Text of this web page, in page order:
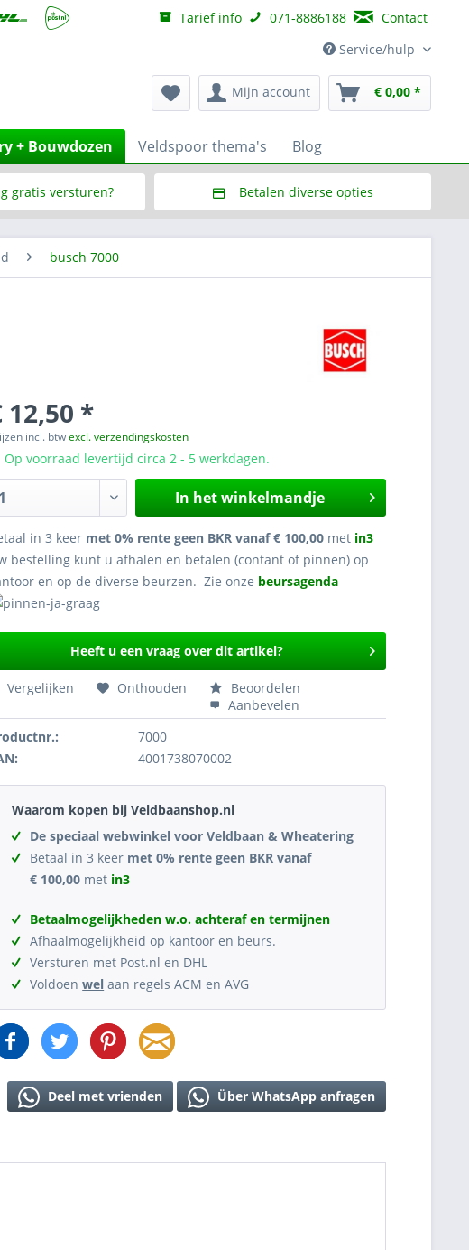
Tarief info 071-8886188
Contact
Service/hulp
Mijn account € 0,00 *
+ Bouwdozen Veldspoor thema's Blog
gratis versturen? Betalen diverse opties
busch 7000
12,50 *
incl. btwexcl. verzendingskosten
Op voorraad levertijd circa 2 - 5 werkdagen.
In het winkelmandje
in 3 keer met 0% rente geen BKR vanaf € 100,00 met in3
bestelling kunt u afhalen en betalen (contant of pinnen) op
en op de diverse beurzen. Zie onze beursagenda
Heeft u een vraag over dit artikel?
Vergelijken Onthouden
Beoordelen
Aanbevelen
7000
4001738070002
Waarom kopen bij Veldbaanshop.nl
De speciaal webwinkel voor Veldbaan & Wheatering
Betaal in 3 keer met 0% rente geen BKR vanaf
€ 100,00 met in3
Betaalmogelijkheden w.o. achteraf en termijnen
Afhaalmogelijkheid op kantoor en beurs.
Versturen met Post.nl en DHL
Voldoenwel aan regels ACM en AVG
Deel met vrienden Über WhatsApp anfragen